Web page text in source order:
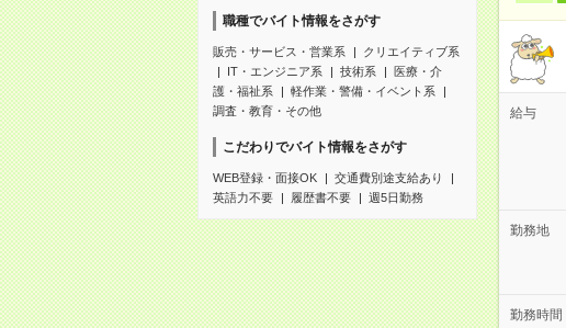
職種でバイト情報をさがす
販売・サービス・営業系
クリエイティブ系
IT・エンジニア系
技術系
医療・介
護・福祉系
軽作業・警備・イベント系
調査・教育・その他
こだわりでバイト情報をさがす
WEB登録・面接OK
交通費別途支給あり
英語力不要
履歴書不要 週5日勤務
給与
勤務地
勤務時間